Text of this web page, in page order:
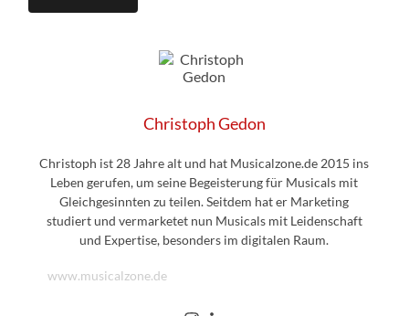
Christoph Gedon
Christoph ist 28 Jahre alt und hat Musicalzone.de 2015 ins
Leben gerufen, um seine Begeisterung für Musicals mit
Gleichgesinnten zu teilen. Seitdem hat er Marketing
studiert und vermarketet nun Musicals mit Leidenschaft
und Expertise, besonders im digitalen Raum.
www.musicalzone.de